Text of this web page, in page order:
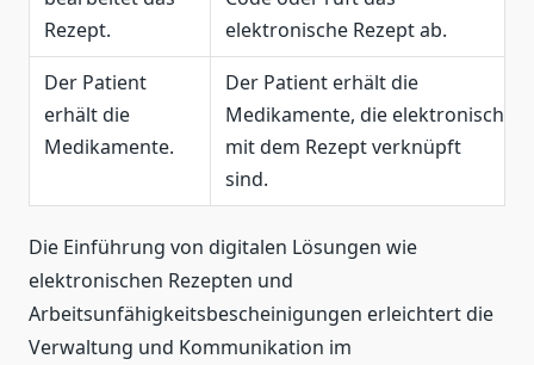
Rezept.
elektronische Rezept ab.
Der Patient
erhält die
Medikamente.
Der Patient erhält die
Medikamente, die elektronisch
mit dem Rezept verknüpft
sind.
Die Einführung von digitalen Lösungen wie
elektronischen Rezepten und
Arbeitsunfähigkeitsbescheinigungen erleichtert die
Verwaltung und Kommunikation im